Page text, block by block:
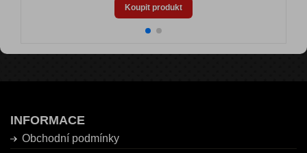
Koupit produkt
INFORMACE
Obchodní podmínky